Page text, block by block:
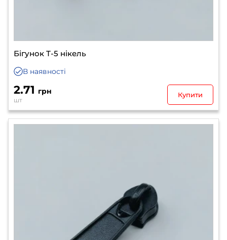
Бігунок Т-5 нікель
В наявності
2.71 грн
шт
Купити